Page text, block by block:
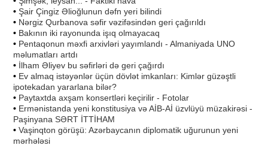
• Şair Çingiz Əlioğlunun dəfn yeri bilindi
• Nərgiz Qurbanova səfir vəzifəsindən geri çağırıldı
• Bakının iki rayonunda işıq olmayacaq
• Pentaqonun məxfi arxivləri yayımlandı - Almaniyada UNO
məlumatları artdı
• İlham Əliyev bu səfirləri də geri çağırdı
• Ev almaq istəyənlər üçün dövlət imkanları: Kimlər güzəştli
ipotekadan yararlana bilər?
• Paytaxtda axşam konsertləri keçirilir - Fotolar
• Ermənistanda yeni konstitusiya və AİB-Aİ üzvlüyü müzakirəsi -
Paşinyana SƏRT İTTİHAM
• Vaşinqton görüşü: Azərbaycanın diplomatik uğurunun yeni
mərhələsi